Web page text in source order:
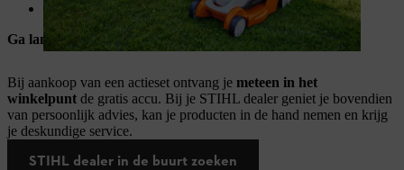
Gemakkelijk maaien met comfortstuur
Ga langs bij je STIHL dealer
Bij aankoop van een actieset ontvang je meteen in het
winkelpunt de gratis accu. Bij je STIHL dealer geniet je bovendien
van persoonlijk advies, kan je producten in de hand nemen en krijg
je deskundige service.
STIHL dealer in de buurt zoeken